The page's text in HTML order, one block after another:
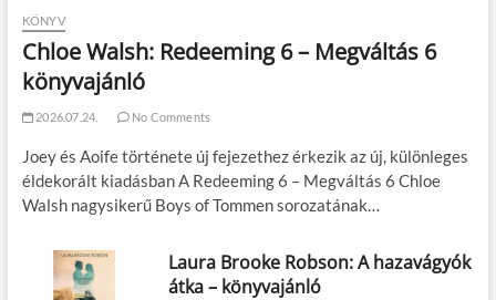
KÖNYV
Chloe Walsh: Redeeming 6 – Megváltás 6
könyvajánló
2026.07.24. No Comments
Joey és Aoife története új fejezethez érkezik az új, különleges
éldekorált kiadásban A Redeeming 6 – Megváltás 6 Chloe
Walsh nagysikerű Boys of Tommen sorozatának…
Laura Brooke Robson: A hazavágyók
átka – könyvajánló